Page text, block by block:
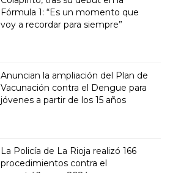
Fórmula 1: “Es un momento que
voy a recordar para siempre”
Anuncian la ampliación del Plan de
Vacunación contra el Dengue para
jóvenes a partir de los 15 años
La Policía de La Rioja realizó 166
procedimientos contra el